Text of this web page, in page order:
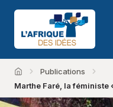
Accueil
Publications
Marthe Faré, la